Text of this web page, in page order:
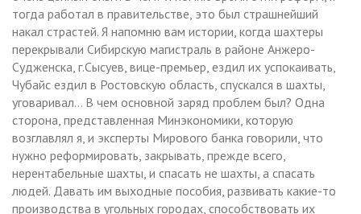
тогда работал в правительстве, это был страшнейший
накал страстей. Я напомню вам истории, когда шахтеры
перекрывали Сибирскую магистраль в районе Анжеро-
Судженска, г.Сысуев, вице-премьер, ездил их успокаивать,
Чубайс ездил в Ростовскую область, спускался в шахты,
уговаривал… В чем основной заряд проблем был? Одна
сторона, представленная Минэкономики, которую
возглавлял я, и эксперты Мирового банка говорили, что
нужно реформировать, закрывать, прежде всего,
нерентабельные шахты, и спасать не шахты, а спасать
людей. Давать им выходные пособия, развивать какие-то
производства в угольных городах, способствовать их